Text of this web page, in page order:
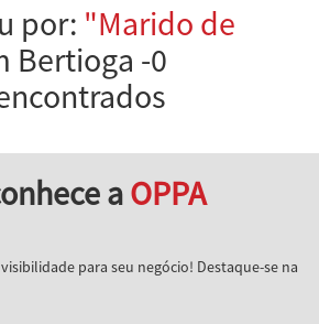
por: "Marido de
Bertioga -0
aOPPA
para seu negócio! Destaque-se na